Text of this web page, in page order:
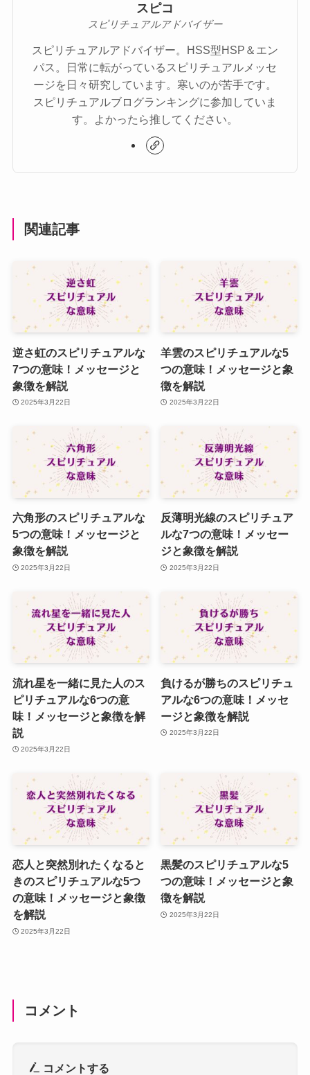
スピコ
スピリチュアルアドバイザー
スピリチュアルアドバイザー。HSS型HSP＆エン
パス。日常に転がっているスピリチュアルメッセ
ージを日々研究しています。寒いのが苦手です。
スピリチュアルブログランキングに参加していま
す。よかったら推してください。
関連記事
逆さ虹のスピリチュアルな
7つの意味！メッセージと
象徴を解説
2025年3月22日
羊雲のスピリチュアルな5
つの意味！メッセージと象
徴を解説
2025年3月22日
六角形のスピリチュアルな
5つの意味！メッセージと
象徴を解説
2025年3月22日
反薄明光線のスピリチュア
ルな7つの意味！メッセー
ジと象徴を解説
2025年3月22日
流れ星を一緒に見た人のス
ピリチュアルな6つの意
味！メッセージと象徴を解
説
2025年3月22日
負けるが勝ちのスピリチュ
アルな6つの意味！メッセ
ージと象徴を解説
2025年3月22日
恋人と突然別れたくなると
きのスピリチュアルな5つ
の意味！メッセージと象徴
を解説
2025年3月22日
黒髪のスピリチュアルな5
つの意味！メッセージと象
徴を解説
2025年3月22日
コメント
コメントする